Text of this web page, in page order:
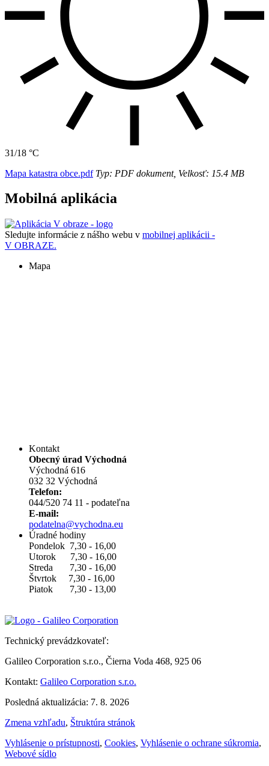
31/18 °C
Mapa katastra obce.pdfTyp: PDF dokument, Velkosť: 15.4 MB
Mobilná aplikácia
Sledujte informácie z nášho webu v mobilnej aplikácii -
V OBRAZE.
Mapa
Kontakt
Obecný úrad Východná
Východná 616
032 32 Východná
Telefon:
044/520 74 11 - podateľna
E-mail:
podatelna@vychodna.eu
Úradné hodiny
Pondelok 7,30 - 16,00
Utorok 7,30 - 16,00
Streda 7,30 - 16,00
Štvrtok 7,30 - 16,00
Piatok 7,30 - 13,00
Technický prevádzkovateľ:
Galileo Corporation s.r.o., Čierna Voda 468, 925 06
Kontakt: Galileo Corporation s.r.o.
Posledná aktualizácia: 7. 8. 2026
Zmena vzhľadu, Štruktúra stránok
Vyhlásenie o prístupnosti, Cookies, Vyhlásenie o ochrane súkromia,
Webové sídlo